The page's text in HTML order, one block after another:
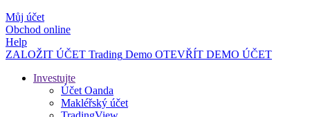
Můj účet
Obchod online
Help
ZALOŽIT ÚČET Trading Demo OTEVŘÍT DEMO ÚČET
Investujte
Účet Oanda
Makléřský účet